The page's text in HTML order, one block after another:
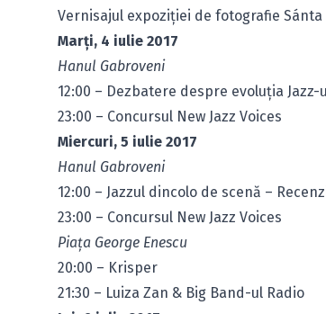
Vernisajul expoziției de fotografie Sánta
Marţi, 4 iulie 2017
Hanul Gabroveni
12:00 – Dezbatere despre evoluţia
23:00 – Concursul New Jazz Voices
Miercuri, 5 iulie 2017
Hanul Gabroveni
12:00 – Jazzul dincolo de scenă –
23:00 – Concursul New Jazz Voices
Piaţa George Enescu
20:00 – Krisper
21:30 – Luiza Zan & Big Band-ul Radio